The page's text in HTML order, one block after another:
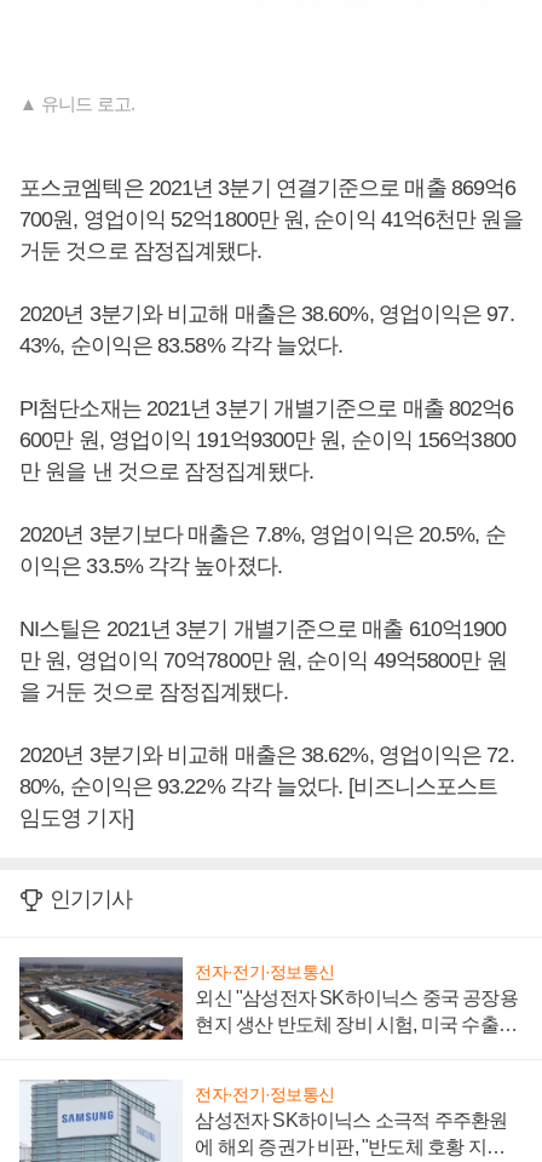
▲ 유니드 로고.
포스코엠텍은 2021년 3분기 연결기준으로 매출 869억6
700원, 영업이익 52억1800만 원, 순이익 41억6천만 원을
거둔 것으로 잠정집계됐다.
2020년 3분기와 비교해 매출은 38.60%, 영업이익은 97.
43%, 순이익은 83.58% 각각 늘었다.
PI첨단소재는 2021년 3분기 개별기준으로 매출 802억6
600만 원, 영업이익 191억9300만 원, 순이익 156억3800
만 원을 낸 것으로 잠정집계됐다.
2020년 3분기보다 매출은 7.8%, 영업이익은 20.5%, 순
이익은 33.5% 각각 높아졌다.
NI스틸은 2021년 3분기 개별기준으로 매출 610억1900
만 원, 영업이익 70억7800만 원, 순이익 49억5800만 원
을 거둔 것으로 잠정집계됐다.
2020년 3분기와 비교해 매출은 38.62%, 영업이익은 72.
80%, 순이익은 93.22% 각각 늘었다. [비즈니스포스트
임도영 기자]
인기기사
전자·전기·정보통신
외신 "삼성전자 SK하이닉스 중국 공장용
현지 생산 반도체 장비 시험, 미국 수출통
전자·전기·정보통신
삼성전자 SK하이닉스 소극적 주주환원
에 해외 증권가 비판, "반도체 호황 지속